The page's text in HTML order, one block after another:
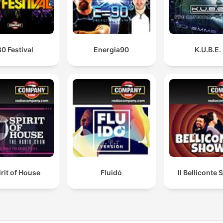
Festival Energia90 K.U.B.E.
of House Fluidó Il Belliconte